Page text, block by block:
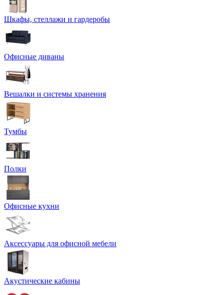
Шкафы, стеллажи и гардеробы
Офисные диваны
Вешалки и системы хранения
Тумбы
Полки
Офисные кухни
Аксессуары для офисной мебели
Акустические кабины